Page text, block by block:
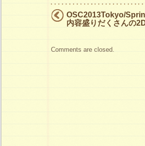
OSC2013Tokyo/
内容盛りだくさんの
Comments are closed.